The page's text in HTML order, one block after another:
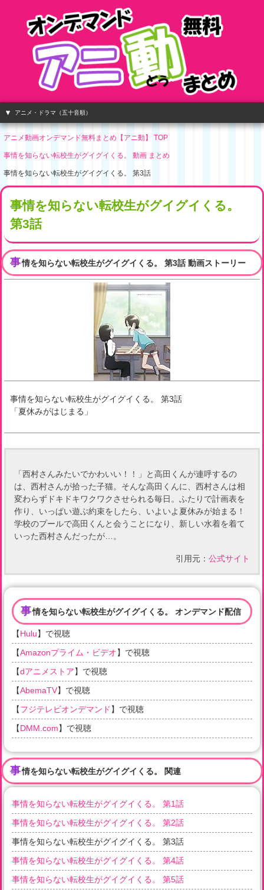
アニメ・ドラマ（五十音順）
アニメ動画オンデマンド無料まとめ【アニ動】 TOP
事情を知らない転校生がグイグイくる。 動画 まとめ
事情を知らない転校生がグイグイくる。 第3話
事情を知らない転校生がグイグイくる。
第3話
事情を知らない転校生がグイグイくる。 第3話 動画ストーリー
事情を知らない転校生がグイグイくる。 第3話
「夏休みがはじまる 」
「西村さんみたいでかわいい！！」と高田くんが連呼するの
は、西村さんが拾った子猫。そんな高田くんに、西村さんは相
変わらずドキドキワクワクさせられる毎日。ふたりで計画表を
作り、いっぱい遊ぶ約束をしたら、いよいよ夏休みが始まる！
学校のプールで高田くんと会うことになり、新しい水着を着て
いった西村さんだったが…。
引用元： 公式サイト
事情を知らない転校生がグイグイくる。 オンデマンド配信
【Hulu】で視聴
【Amazonプライム・ビデオ】で視聴
【dアニメストア】で視聴
【AbemaTV】で視聴
【フジテレビオンデマンド 】で視聴
【DMM.com】で視聴
事情を知らない転校生がグイグイくる。 関連
事情を知らない転校生がグイグイくる。 第1話
事情を知らない転校生がグイグイくる。 第2話
事情を知らない転校生がグイグイくる。 第3話
事情を知らない転校生がグイグイくる。 第4話
事情を知らない転校生がグイグイくる。 第5話